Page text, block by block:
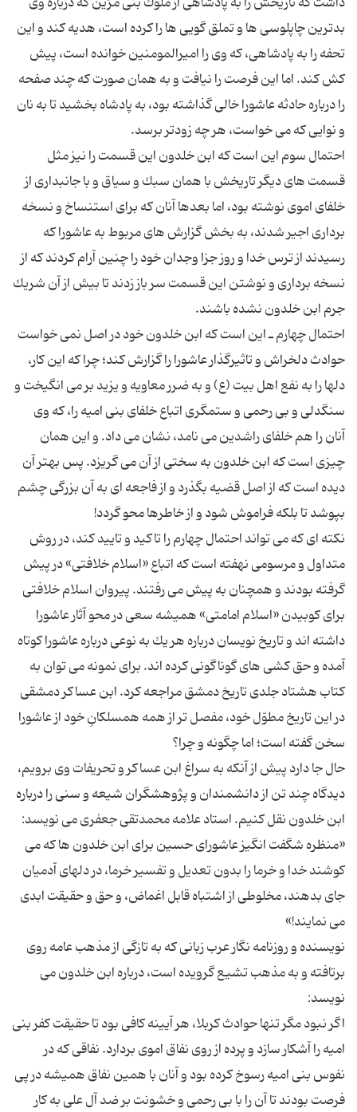
بدترین چاپلوسی ها و تملق گویی ها را كرده است، هدیه كند و این
تحفه را به پادشاهی، كه وی را امیرالمومنین خوانده است، پیش
كش كند. اما این فرصت را نیافت و به همان صورت كه چند صفحه
را درباره حادثه عاشورا خالی گذاشته بود، به پادشاه بخشید تا به نان
احتمال سوم این است كه ابن خلدون این قسمت را نیز مثل
قسمت های دیگر تاریخش با همان سبك و سیاق و با جانبداری از
خلفای اموی نوشته بود،‌ اما بعدها آنان كه برای استنساخ و نسخه
برداری اجیر شدند، به بخش گزارش های مربوط به عاشورا كه
رسیدند از ترس خدا و روز جزا وجدان خود را چنین آرام كردند كه از
نسخه برداری و نوشتن این قسمت سر باز زدند تا بیش از آن شریك
احتمال چهارم ـ این است كه ابن خلدون خود در اصل نمی خواست
حوادث دلخراش و تاثیرگذار عاشورا را گزارش كند؛ چرا كه این كار،
دلها را به نفع اهل بیت (ع) و به ضرر معاویه و یزید بر می انگیخت و
سنگدلی و بی رحمی و ستمگری اتباع خلفای بنی امیه را، كه وی
آنان را هم خلفای راشدین می نامد، نشان می داد. و این همان
چیزی است كه ابن خلدون به سختی از آن می گریزد. پس بهتر آن
دیده است كه از اصل قضیه بگذرد و از فاجعه ای به آن بزرگی چشم
نكته ای كه می تواند احتمال چهارم را تاكید و تایید كند، در روش
متداول و مرسومی نهفته است كه اتباع «اسلام خلافتی» در پیش
گرفته بودند و همچنان به پیش می رفتند. پیروان اسلام خلافتی
برای كوبیدن «اسلام امامتی» همیشه سعی در محو آثار عاشورا
داشته اند و تاریخ نویسان درباره هر یك به نوعی درباره عاشورا كوتاه
آمده و حق كشی های گوناگونی كرده اند. برای نمونه می توان به
كتاب هشتاد جلدی تاریخ دمشق مراجعه كرد. ابن عساكر دمشقی
در این تاریخ مطوّل خود، مفصل تر از همه همسلكانِ خود از عاشورا
حال جا دارد پیش از آنكه به سراغ ابن عساكر و تحریفات وی برویم،
دیدگاه چند تن از دانشمندان و پژوهشگران شیعه و سنی را درباره
«منظره شگفت انگیز عاشورای حسین برای ابن خلدون ها كه می
كوشند خدا و خرما را بدون تعدیل و تفسیر خرما، در دلهای آدمیان
جای بدهند، مخلوطی از اشتباه قابل اغماض، و حق و حقیقت ابدی
نویسنده و روزنامه نگار عرب زبانی كه به تازگی از مذهب عامه روی
برتافته و به مذهب تشیع گرویده است، درباره ابن خلدون می
اگر نبود مگر تنها حوادث كربلا، هر آیینه كافی بود تا حقیقت كفر بنی
امیه را آشكار سازد و پرده از روی نفاق اموی بردارد. نفاقی كه در
نفوس بنی امیه رسوخ كرده بود و آنان با همین نفاق همیشه در پی
فرصت بودند تا آن را با بی رحمی و خشونت بر ضد آل علی به كار